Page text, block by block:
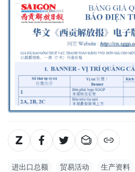
进出口总额 贸易活动 生产资料